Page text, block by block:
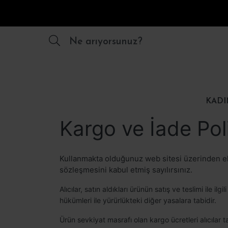
Ne arıyorsunuz?
Kargo ve İade
Kullanmakta olduğunuz web sitesi üzerinden
sözleşmesini kabul etmiş sayılırsınız.
Alıcılar, satın aldıkları ürünün satış ve teslimi ile
hükümleri ile yürürlükteki diğer yasalara tabidir.
Ürün sevkiyat masrafı olan kargo ücretleri alıcılar